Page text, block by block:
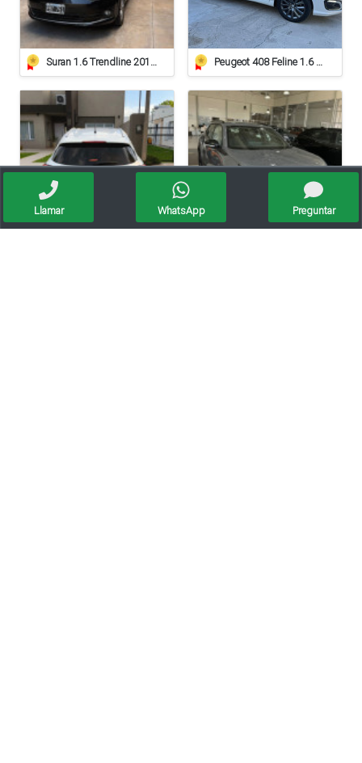
Suran 1.6 Trendline 2015 – Impecable Peugeot 408 Feline 1.6 Hdi
Llamar WhatsApp Preguntar